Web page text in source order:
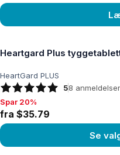
Heartgard Plus
HeartGard PLUS
58 anmeldelser
Spar 20%, fra $35.79
Spar 20%
fra $35.79
Se